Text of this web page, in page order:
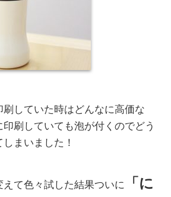
していた時はどんなに高価な
印刷していても泡が付くのでどう
まいました！
て色々試した結果ついに
「に